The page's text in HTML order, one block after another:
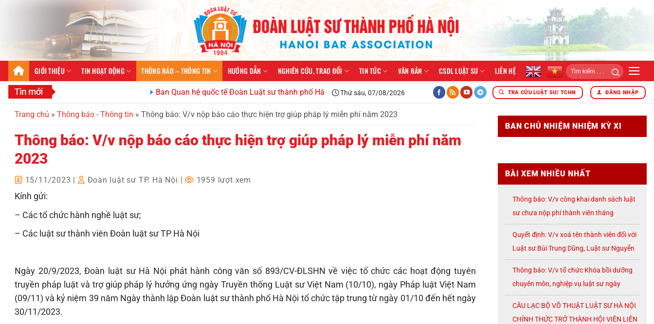
GIỚI THIỆU TIN HOẠT ĐỘNG THÔNG BÁO – THÔNG TIN HƯỚNG DẪN NGHIÊN CỨU, TRAO ĐỔI TIN TỨC VĂN BẢN CSDL LUẬT SƯ LIÊN HỆ
Ban Quan hệ quốc tế Đoàn Luật sư thành phố Hà Nội kiện toàn tổ chức, triển khai công tác năm 2026 ĐOÀN LUẬT SƯ THÀNH PHỐ HÀ NỘI TỔ
Thứ sáu, 07/08/2026 TRA CỨU LUẬT SƯ/ TCHN ĐĂNG NHẬP
Trang chủ » Thông báo - Thông tin » Thông báo: V/v nộp báo cáo thực hiện trợ giúp pháp lý miễn phí năm 2023
Thông báo: V/v nộp báo cáo thực hiện trợ giúp pháp lý miễn phí năm
2023
15/11/2023 Đoàn luật sư TP. Hà Nội | 1959 lượt xem
Kính gửi:
– Các tổ chức hành nghề luật sư;
– Các luật sư thành viên Đoàn luật sư TP Hà Nội
Ngày 20/9/2023, Đoàn luật sư Hà Nội phát hành công văn số 893/CV-ĐLSHN về việc tổ chức các hoạt động tuyên
truyền pháp luật và trợ giúp pháp lý hưởng ứng ngày Truyền thống Luật sư Việt Nam (10/10), ngày Pháp luật Việt Nam
(09/11) và kỷ niệm 39 năm Ngày thành lập Đoàn luật sư thành phố Hà Nội tổ chức tập trung từ ngày 01/10 đến hết ngày
30/11/2023.
BAN CHỦ NHIỆM NHIỆM KỲ XI
BÀI XEM NHIỀU NHẤT
Thông báo: V/v công khai danh sách luật
sư chưa nộp phí thành viên tháng
07/2026
Quyết định: V/v xoá tên thành viên đối với
Luật sư Bùi Trung Dũng, Luật sư Nguyễn
Thị Huế, Luật sư Trần Đình Triển, Luật sư
Lê Thị Oanh
Thông báo: V/v tổ chức Khóa bồi dưỡng
chuyên môn, nghiệp vụ luật sư ngày
08/8/2026 ( thứ Bảy)
CÂU LẠC BỘ VÕ THUẬT LUẬT SƯ HÀ NỘI
CHÍNH THỨC TRỞ THÀNH HỘI VIÊN LIÊN